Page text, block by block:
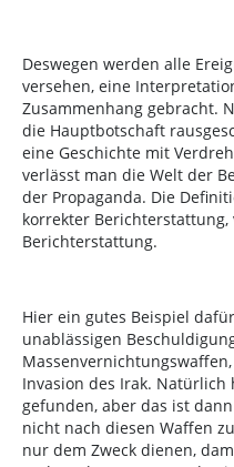
Deswegen werden alle
versehen, eine
Zusammenhang gebracht.
die Hauptbotschaft
eine Geschichte mit
verlässt man die Welt der
der Propaganda. Die
korrekter
Berichterstattung.
Hier ein gutes Beispiel
unablässigen
Invasion des Irak. Natürlich
gefunden, aber das ist
nicht nach diesen Waffen
nur dem Zweck dienen,